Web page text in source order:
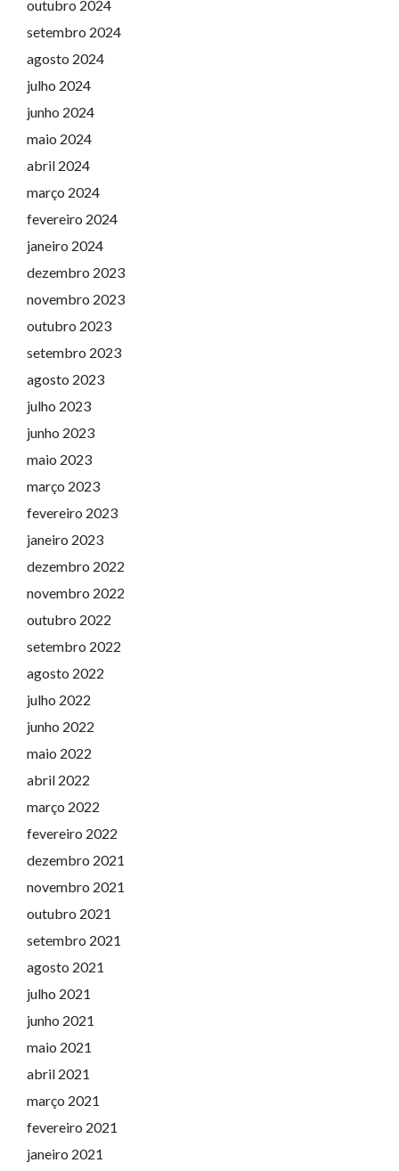
outubro 2024
setembro 2024
agosto 2024
julho 2024
junho 2024
maio 2024
abril 2024
março 2024
fevereiro 2024
janeiro 2024
dezembro 2023
novembro 2023
outubro 2023
setembro 2023
agosto 2023
julho 2023
junho 2023
maio 2023
março 2023
fevereiro 2023
janeiro 2023
dezembro 2022
novembro 2022
outubro 2022
setembro 2022
agosto 2022
julho 2022
junho 2022
maio 2022
abril 2022
março 2022
fevereiro 2022
dezembro 2021
novembro 2021
outubro 2021
setembro 2021
agosto 2021
julho 2021
junho 2021
maio 2021
abril 2021
março 2021
fevereiro 2021
janeiro 2021